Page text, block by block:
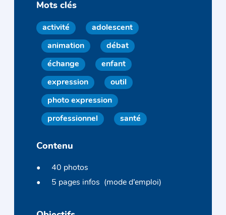
Mots clés
activité adolescent
animation débat
échange enfant
expression outil
photo expression
professionnel santé
Contenu
40 photos
5 pages infos (mode d’emploi)